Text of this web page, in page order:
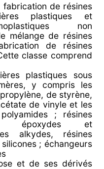
de résines
plastiques et
non
mélange de résines
de résines
classe comprend
plastiques sous
y compris les
de styrène,
de vinyle et les
; résines
époxydes et
alkydes, résines
; échangeurs
et de ses dérivés